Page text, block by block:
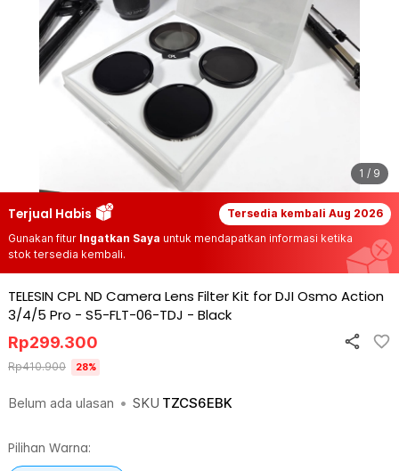
1 / 9
Terjual Habis Tersedia kembali Aug 2026
Gunakan fitur Ingatkan Saya untuk mendapatkan informasi ketika
stok tersedia kembali.
TELESIN CPL ND Camera Lens Filter Kit for DJI Osmo Action
3/4/5 Pro - S5-FLT-06-TDJ - Black
Belum ada ulasan • SKU TZCS6EBK
Rp299.300
Rp410.900 28%
Pilihan Warna: